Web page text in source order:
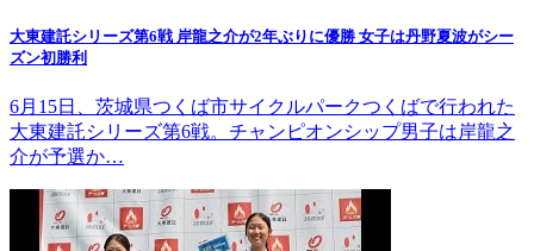
大東建託シリーズ第6戦 岸龍之介が2年ぶりに優勝 女子は丹野夏波がシー
ズン初勝利
6月15日、茨城県つくば市サイクルパークつくばで行われた
大東建託シリーズ第6戦。チャンピオンシップ男子は岸龍之
介が予選か…